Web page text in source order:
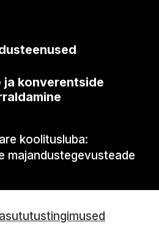
ja konverentside
koolitusluba:
majandustegevusteade